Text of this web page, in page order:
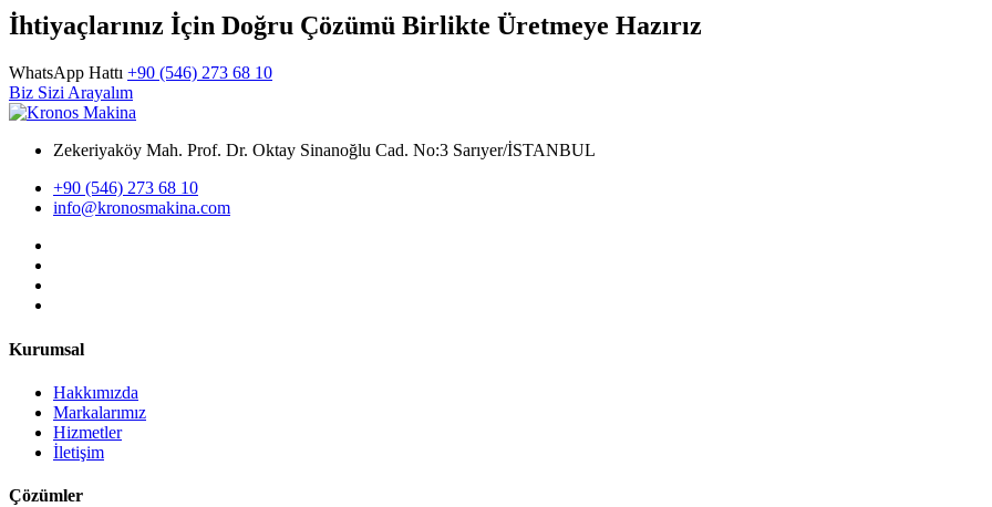
İhtiyaçlarınız İçin Doğru Çözümü Birlikte Üretmeye Hazırız
WhatsApp Hattı +90 (546) 273 68 10
Biz Sizi Arayalım
Zekeriyaköy Mah. Prof. Dr. Oktay Sinanoğlu Cad. No:3 Sarıyer/İSTANBUL
+90 (546) 273 68 10
info@kronosmakina.com
Kurumsal
Hakkımızda
Markalarımız
Hizmetler
İletişim
Çözümler